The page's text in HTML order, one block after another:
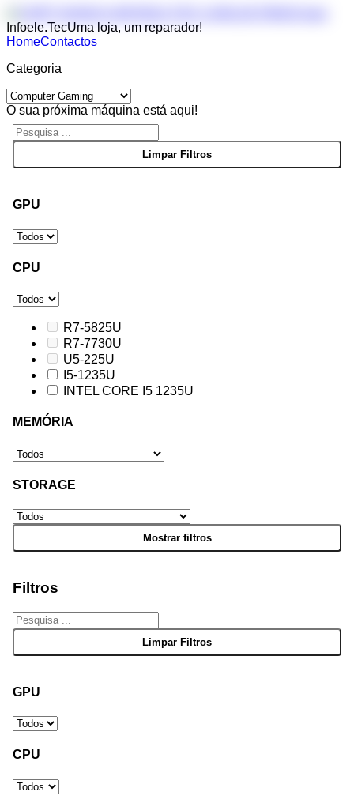
Infoele.TecUma loja, um reparador!
HomeContactos
Categoria
O sua próxima máquina está aqui!
GPU
CPU
R7-5825U
R7-7730U
U5-225U
I5-1235U
INTEL CORE I5 1235U
MEMÓRIA
STORAGE
Filtros
GPU
CPU